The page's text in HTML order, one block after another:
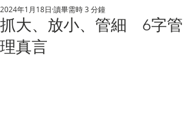
抓大、放小、管細 6字管
理真言
2024年1月18日 讀畢需時 3 分鐘